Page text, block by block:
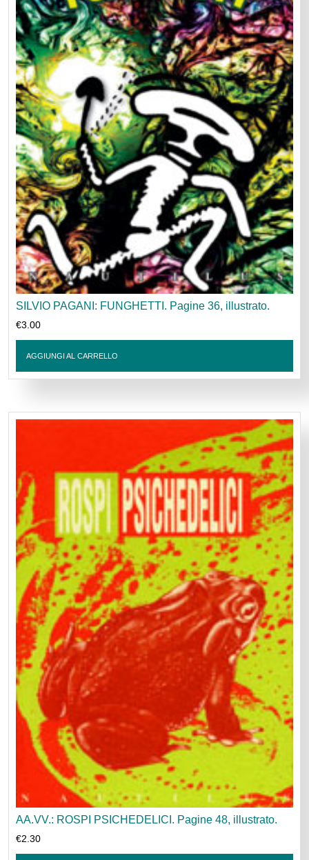
SILVIO PAGANI: FUNGHETTI. Pagine 36, illustrato.
€3.00
AGGIUNGI AL CARRELLO
AA.VV.: ROSPI PSICHEDELICI. Pagine 48, illustrato.
€2.30